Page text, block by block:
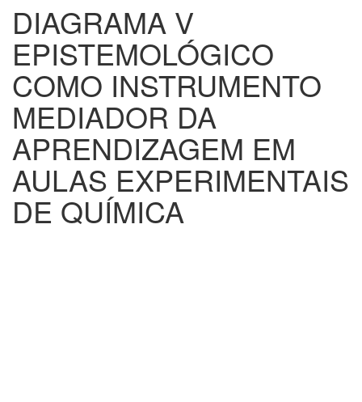
DIAGRAMA V
EPISTEMOLÓGICO
COMO INSTRUMENTO
MEDIADOR DA
APRENDIZAGEM EM
AULAS EXPERIMENTAIS
DE QUÍMICA